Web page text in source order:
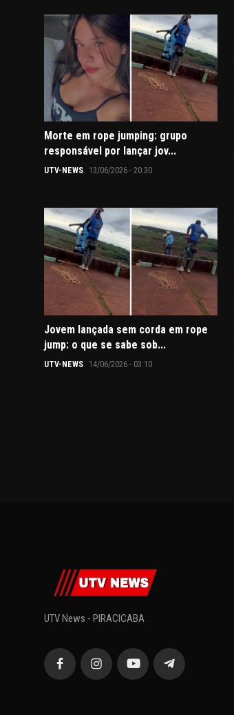
Morte em rope jumping: grupo
responsável por lançar jov...
UTV-NEWS 13/06/2026 - 20:30
Jovem lançada sem corda em rope
jump: o que se sabe sob...
UTV-NEWS 14/06/2026 - 03:10
UTV News - PIRACICABA